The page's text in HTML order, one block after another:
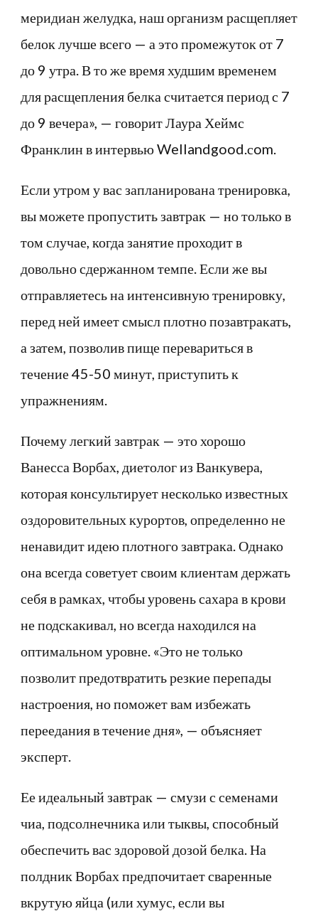
меридиан желудка, наш организм расщепляет
белок лучше всего — а это промежуток от 7
до 9 утра. В то же время худшим временем
для расщепления белка считается период с 7
до 9 вечера», — говорит Лаура Хеймс
Франклин в интервью Wellandgood.сom.
Если утром у вас запланирована тренировка,
вы можете пропустить завтрак — но только в
том случае, когда занятие проходит в
довольно сдержанном темпе. Если же вы
отправляетесь на интенсивную тренировку,
перед ней имеет смысл плотно позавтракать,
а затем, позволив пище перевариться в
течение 45-50 минут, приступить к
упражнениям.
Почему легкий завтрак — это хорошо
Ванесса Ворбах, диетолог из Ванкувера,
которая консультирует несколько известных
оздоровительных курортов, определенно не
ненавидит идею плотного завтрака. Однако
она всегда советует своим клиентам держать
себя в рамках, чтобы уровень сахара в крови
не подскакивал, но всегда находился на
оптимальном уровне. «Это не только
позволит предотвратить резкие перепады
настроения, но поможет вам избежать
переедания в течение дня», — объясняет
эксперт.
Ее идеальный завтрак — смузи с семенами
чиа, подсолнечника или тыквы, способный
обеспечить вас здоровой дозой белка. На
полдник Ворбах предпочитает сваренные
вкрутую яйца (или хумус, если вы